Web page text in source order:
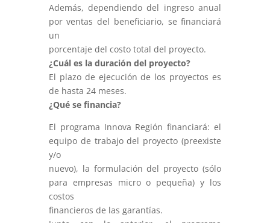
Además, dependiendo del ingreso anual
por ventas del beneficiario, se financiará
un
porcentaje del costo total del proyecto.
¿Cuál es la duración del proyecto?
El plazo de ejecución de los proyectos es
de hasta 24 meses.
¿Qué se financia?
El programa Innova Región financiará: el
equipo de trabajo del proyecto (preexiste
y/o
nuevo), la formulación del proyecto (sólo
para empresas micro o pequeña) y los
costos
financieros de las garantías.